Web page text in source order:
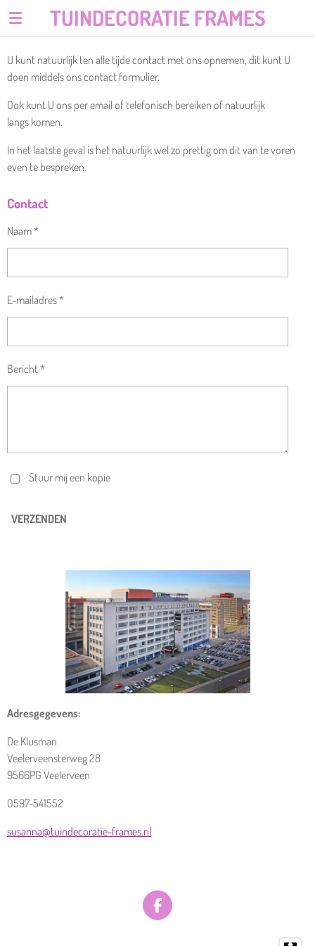
Ga
de
hoofdinhoud
TUINDECORATIE FRAMES
U kunt natuurlijk ten alle tijde contact met ons opnemen, dit kunt U
doen middels ons contact formulier.
Ook kunt U ons per email of telefonisch bereiken of natuurlijk
langs komen.
In het laatste geval is het natuurlijk wel zo prettig om dit van te voren
even te bespreken.
Contact
Naam *
E-mailadres *
Bericht *
Stuur mij een kopie
VERZENDEN
Adresgegevens:
De Klusman
Veelerveensterweg 28
9566PG Veelerveen
0597-541552
susanna@tuindecoratie-frames.nl
F
A